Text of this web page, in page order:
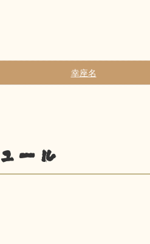
幸座名
ール